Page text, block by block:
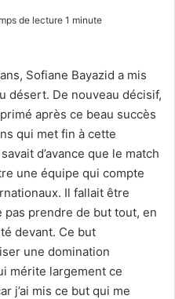
de lecture 1 minute
Sofiane Bayazid a mis
désert. De nouveau décisif,
après ce beau succès
qui met fin à cette
d’avance que le match
une équipe qui compte
Il fallait être
prendre de but tout, en
devant. Ce but
une domination
mérite largement ce
j’ai mis ce but qui me